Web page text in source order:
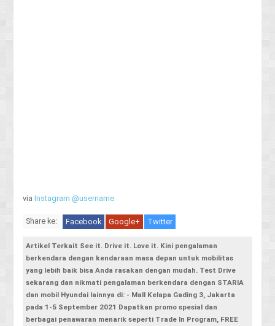
viaInstagram @username
Share ke: Facebook Google+ Twitter
Artikel Terkait See it. Drive it. Love it. Kini pengalaman
berkendara dengan kendaraan masa depan untuk mobilitas
yang lebih baik bisa Anda rasakan dengan mudah. Test Drive
sekarang dan nikmati pengalaman berkendara dengan STARIA
dan mobil Hyundai lainnya di: - Mall Kelapa Gading 3, Jakarta
pada 1-5 September 2021 Dapatkan promo spesial dan
berbagai penawaran menarik seperti Trade In Program, FREE